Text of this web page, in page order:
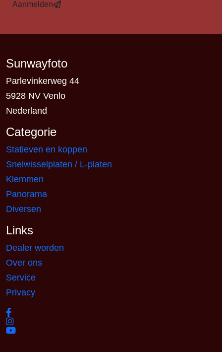
Aanmelden
Sunwayfoto
Parlevinkerweg 44
5928 NV Venlo
Nederland
Categorie
Statieven en koppen
Snelwisselplaten / L-platen
Klemmen
Panorama
Diversen
Links
Dealer worden
Over ons
Service
Privacy